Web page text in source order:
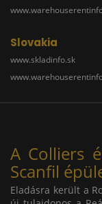
Slovakia
www.skladinfo.sk
A Colliers
Scanfil
Eladásra került a